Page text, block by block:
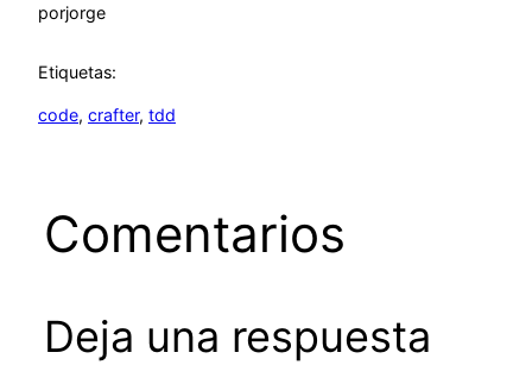
porjorge
Etiquetas:
code, crafter, tdd
Comentarios
Deja una respuesta